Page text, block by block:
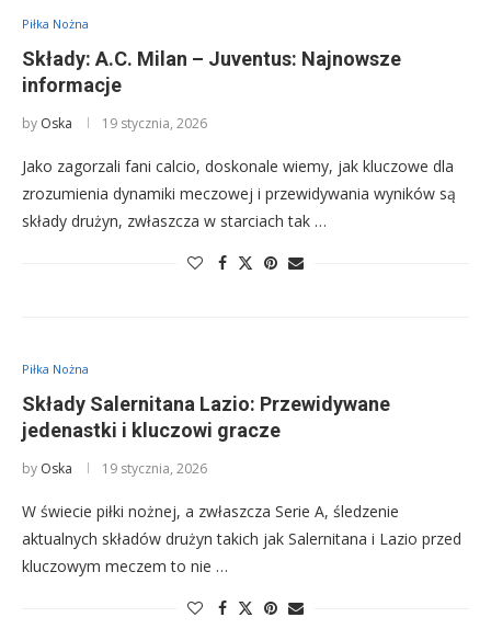
Piłka Nożna
Składy: A.C. Milan – Juventus: Najnowsze
informacje
by Oska 19 stycznia, 2026
Jako zagorzali fani calcio, doskonale wiemy, jak kluczowe dla
zrozumienia dynamiki meczowej i przewidywania wyników są
składy drużyn, zwłaszcza w starciach tak …
Piłka Nożna
Składy Salernitana Lazio: Przewidywane
jedenastki i kluczowi gracze
by Oska 19 stycznia, 2026
W świecie piłki nożnej, a zwłaszcza Serie A, śledzenie
aktualnych składów drużyn takich jak Salernitana i Lazio przed
kluczowym meczem to nie …